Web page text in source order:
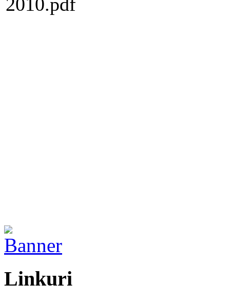
Linkuri